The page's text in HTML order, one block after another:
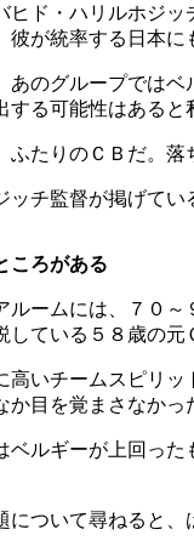
ヒド・ハリルホジ
が統率する日本に
あのグループでは
る可能性はあると
ふたりのＣＢだ。
ッチ監督が掲げて
ころがある
ルームには、７０
している５８歳の
高いチームスピリ
目を覚まさなかっ
ベルギーが上回っ
について尋ねると、